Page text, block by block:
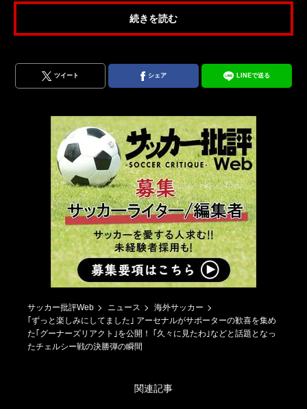
続きを読む
ツイート シェア LINEで送る
サッカー批評Web ニュース
海外サッカー
｢ずっと楽しみにしてました｣ アーセナルがサポーターの歓喜を集め
た｢グーナーズリアクト｣を公開！ ｢久々に見たわ｣などと話題となっ
たチェルシー戦の決勝弾の瞬間
関連記事